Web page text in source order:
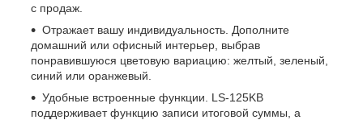
с продаж.
Отражает вашу индивидуальность . Дополните
домашний или офисный интерьер, выбрав
понравившуюся цветовую вариацию: желтый, зеленый,
синий или оранжевый.
Удобные встроенные функции . LS-125KB
поддерживает функцию записи итоговой суммы, а